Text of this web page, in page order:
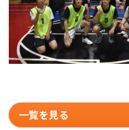
一覧を見る